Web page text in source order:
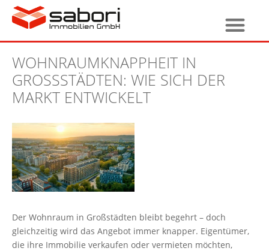
WOHNRAUMKNAPPHEIT IN
GROSSSTÄDTEN: WIE SICH DER M
ARKT ENTWICKELT
Der Wohnraum in Großstädten bleibt begehrt – doch
gleichzeitig wird das Angebot immer knapper. Eigentümer,
die ihre Immobilie verkaufen oder vermieten möchten,